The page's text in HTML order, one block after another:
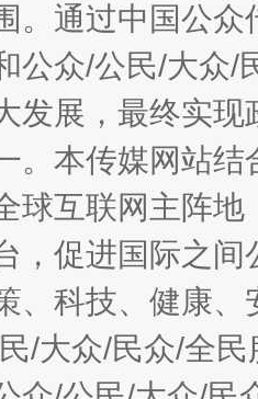
。通过中国公
公众/公民/大众
发展，最终实
。本传媒网站
球互联网主阵
，促进国际之
、科技、健康
/大众/民众/全